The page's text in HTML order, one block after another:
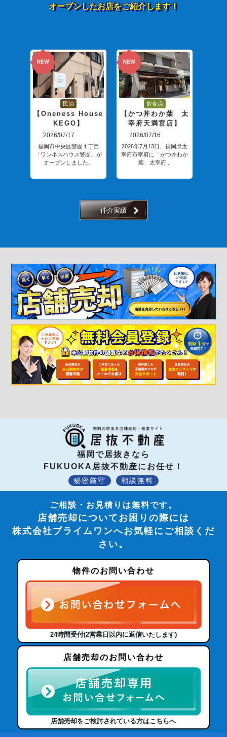
【TOYOUR...
オープンしたお店をご紹介します！
民泊
【Oneness House
KEGO】
2026/07/17
福岡市中央区警固１丁目
「ワンネスハウス警固」が
オープンしました。
飲食店
【かつ丼わか葉 太
宰府天満宮店】
2026/07/16
2026年7月13日、福岡県太
宰府市宰府に「かつ丼わか
葉 太宰府...
仲介実績
福岡で居抜きなら
FUKUOKA居抜不動産にお任せ！
秘密厳守 相談無料
ご相談・お見積りは無料です。
店舗売却についてお困りの際には
株式会社プライムワンへお気軽にご相談くだ
さい。
物件のお問い合わせ
24時間受付(2営業日以内に返信いたします)
店舗売却のお問い合わせ
店舗売却をご検討されている方はこちらへ